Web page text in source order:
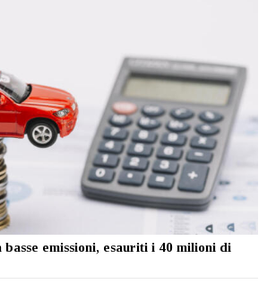
emissioni, esauriti i 40 milioni di